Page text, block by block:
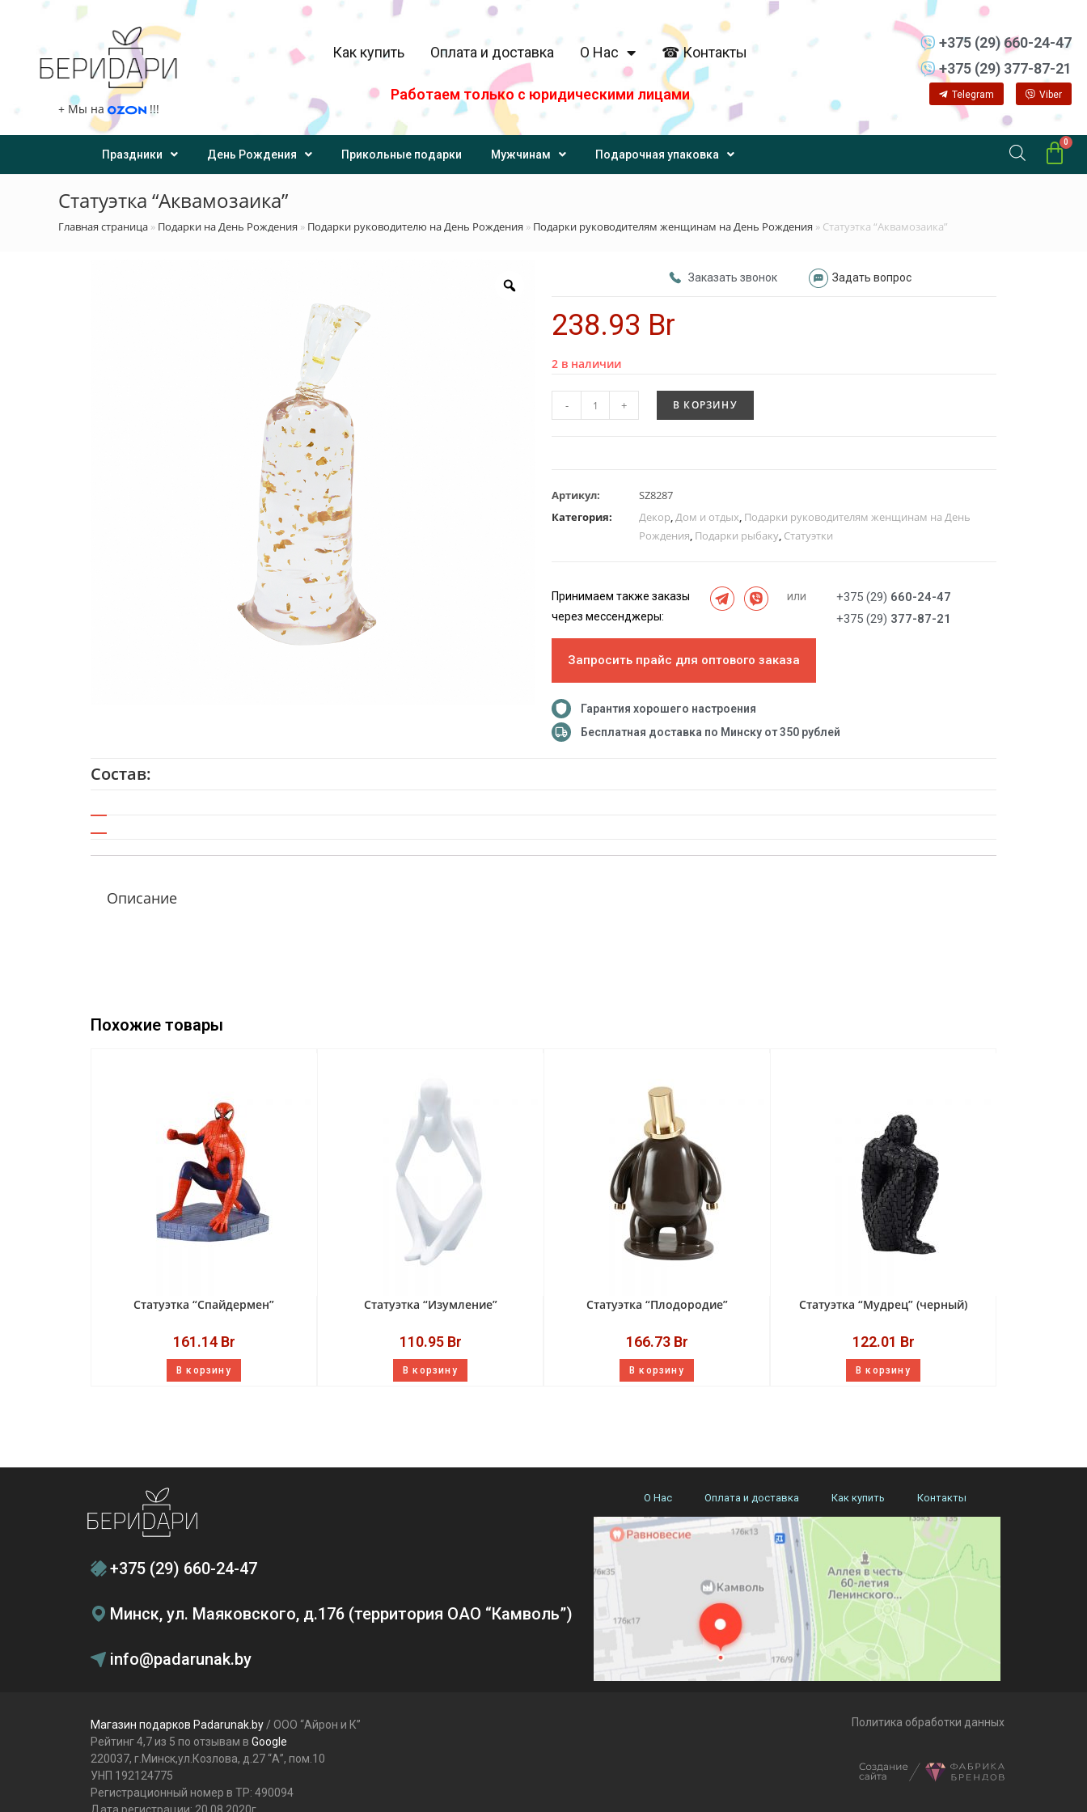
+ Мы на !!!
Как купить Оплата и доставка О Нас ☎ Контакты
Работаем только с юридическими лицами
+375 (29) 660-24-47
+375 (29) 377-87-21
Telegram Viber
Праздники День Рождения Прикольные подарки Мужчинам Подарочная упаковка
Статуэтка “Аквамозаика”
Главная страница » Подарки на День Рождения » Подарки руководителю на День Рождения » Подарки руководителям женщинам на День Рождения » Статуэтка “Аквамозаика”
Заказать звонок Задать вопрос
238.93 Br
2 в наличии
- + В КОРЗИНУ
Артикул:
SZ8287
Категория:
Декор,Дом и отдых, Подарки руководителям женщинам на День
Рождения, Подарки рыбаку, Статуэтки
Принимаем также заказы
через мессенджеры:
или +375 (29) 660-24-47
+375 (29) 377-87-21
Запросить прайс для оптового заказа
Гарантия хорошего настроения
Бесплатная доставка по Минску от 350 рублей
Состав:
Описание
Похожие товары
Статуэтка “Спайдермен”
161.14 Br
В корзину
Статуэтка “Изумление”
110.95 Br
В корзину
Статуэтка “Плодородие”
166.73 Br
В корзину
Статуэтка “Мудрец” (черный)
122.01 Br
В корзину
+375 (29) 660-24-47
Минск, ул. Маяковского, д.176 (территория ОАО “Камволь”)
info@padarunak.by
О Нас Оплата и доставка Как купить Контакты
Магазин подарков Padarunak.by / ООО “Айрон и К”
Рейтинг 4,7 из 5 по отзывам в Google
220037, г.Минск,ул.Козлова, д.27 “А”, пом.10
УНП 192124775
Регистрационный номер в ТР: 490094
Политика обработки данных